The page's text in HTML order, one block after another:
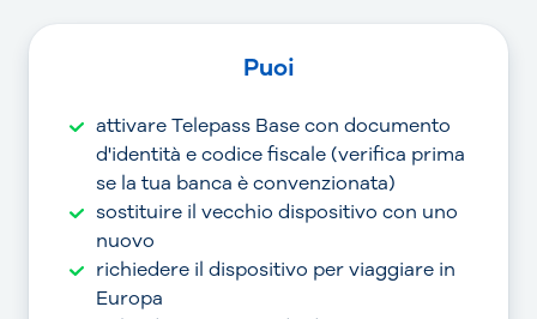
Puoi
attivare Telepass Base con documento
d'identità e codice fiscale (verifica prima
se la tua banca è convenzionata)
sostituire il vecchio dispositivo con uno
nuovo
richiedere il dispositivo per viaggiare in
Europa